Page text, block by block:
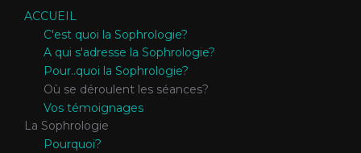
ACCUEIL
C'est quoi la Sophrologie?
A qui s'adresse la Sophrologie?
Pour..quoi la Sophrologie?
Où se déroulent les séances?
Vos témoignages
La Sophrologie
Pourquoi?